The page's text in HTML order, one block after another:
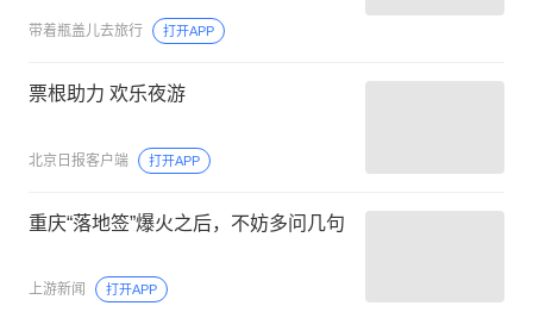
带着瓶盖儿去旅行 打开APP
票根助力 欢乐夜游
北京日报客户端 打开APP
重庆“落地签”爆火之后，不妨多问几句
上游新闻 打开APP